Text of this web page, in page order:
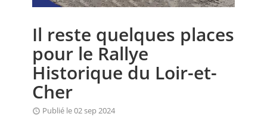
ANNUAIRES
PETITES ANNONCES
Il reste quelques places
pour le Rallye
Historique du Loir-et-
Cher
Publié le 02 sep 2024